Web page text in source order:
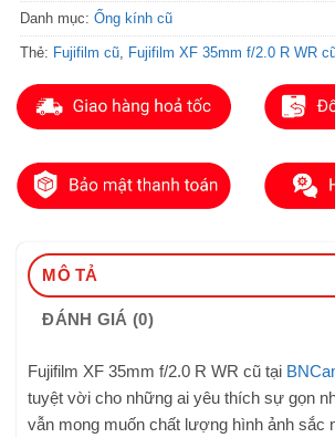
Danh mục: Ống kính cũ
Thẻ: Fujifilm cũ Fujifilm XF 35mm f/2.0 R WR
MÔ TẢ
ĐÁNH GIÁ (0)
Fujifilm XF 35mm f/2.0 R WR cũ tại
tuyệt vời cho những ai yêu thích sự gọn
vẫn mong muốn chất lượng hình ảnh sắc